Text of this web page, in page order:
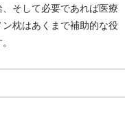
そして必要であれば医療
枕はあくまで補助的な役